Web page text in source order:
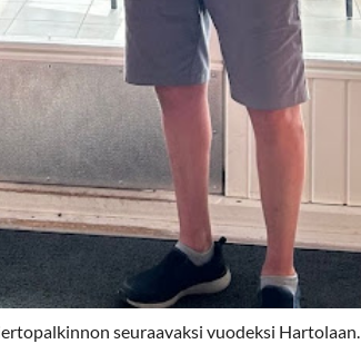
seuraavaksi vuodeksi Hartolaan.